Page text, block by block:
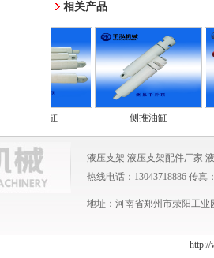
相关产品
侧推油缸
液压支架 液压支架配件厂家
热线电话：13043718886 传真
地址：河南省郑州市荥阳工业
http://